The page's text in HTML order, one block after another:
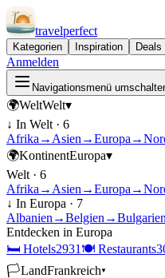
travelperfect
Kategorien Inspiration Deals
Anmelden
Navigationsmenü
🌍WeltWelt▾
↓ In Welt · 6
Afrika → Asien →Europa →
🌍KontinentEuropa▾
Welt · 6
Afrika → Asien →Europa →
↓ In Europa · 7
Albanien →Belgien →Bulgarien
Entdecken in Europa
🛏 Hotels2931 🍽 Restaurants
🏳LandFrankreich▾